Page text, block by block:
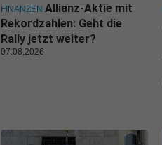
FINANZEN Allianz-Aktie mit
Rekordzahlen: Geht die
Rally jetzt weiter?
07.08.2026